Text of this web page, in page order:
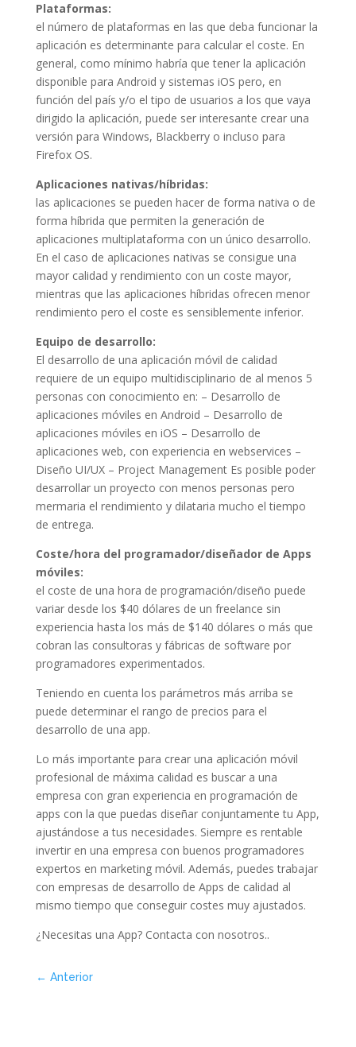
Plataformas:
el número de plataformas en las que deba funcionar la
aplicación es determinante para calcular el coste. En
general, como mínimo habría que tener la aplicación
disponible para Android y sistemas iOS pero, en
función del país y/o el tipo de usuarios a los que vaya
dirigido la aplicación, puede ser interesante crear una
versión para Windows, Blackberry o incluso para
Firefox OS.
Aplicaciones nativas/híbridas:
las aplicaciones se pueden hacer de forma nativa o de
forma híbrida que permiten la generación de
aplicaciones multiplataforma con un único desarrollo.
En el caso de aplicaciones nativas se consigue una
mayor calidad y rendimiento con un coste mayor,
mientras que las aplicaciones híbridas ofrecen menor
rendimiento pero el coste es sensiblemente inferior.
Equipo de desarrollo:
El desarrollo de una aplicación móvil de calidad
requiere de un equipo multidisciplinario de al menos 5
personas con conocimiento en: – Desarrollo de
aplicaciones móviles en Android – Desarrollo de
aplicaciones móviles en iOS – Desarrollo de
aplicaciones web, con experiencia en webservices –
Diseño UI/UX – Project Management Es posible poder
desarrollar un proyecto con menos personas pero
mermaria el rendimiento y dilataria mucho el tiempo
de entrega.
Coste/hora del programador/diseñador de Apps
móviles:
el coste de una hora de programación/diseño puede
variar desde los $40 dólares de un freelance sin
experiencia hasta los más de $140 dólares o más que
cobran las consultoras y fábricas de software por
programadores experimentados.
Teniendo en cuenta los parámetros más arriba se
puede determinar el rango de precios para el
desarrollo de una app.
Lo más importante para crear una aplicación móvil
profesional de máxima calidad es buscar a una
empresa con gran experiencia en programación de
apps con la que puedas diseñar conjuntamente tu App,
ajustándose a tus necesidades. Siempre es rentable
invertir en una empresa con buenos programadores
expertos en marketing móvil. Además, puedes trabajar
con empresas de desarrollo de Apps de calidad al
mismo tiempo que conseguir costes muy ajustados.
¿Necesitas una App? Contacta con nosotros..
← Anterior